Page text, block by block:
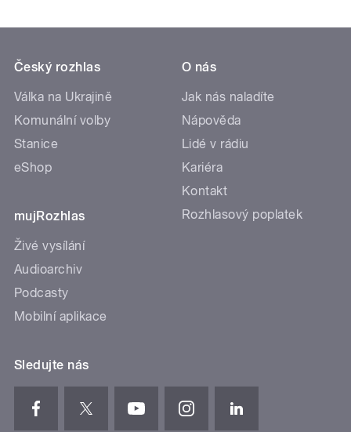
Český rozhlas
Válka na Ukrajině
Komunální volby
Stanice
eShop
mujRozhlas
Živé vysílání
Audioarchiv
Podcasty
Mobilní aplikace
O nás
Jak nás naladíte
Nápověda
Lidé v rádiu
Kariéra
Kontakt
Rozhlasový poplatek
Sledujte nás